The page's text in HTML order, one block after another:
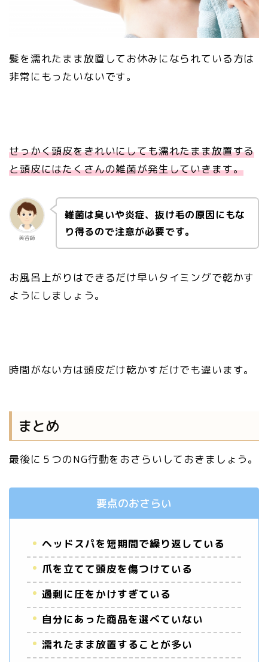
髪を濡れたまま放置してお休みになられている方は
非常にもったいないです。
せっかく頭皮をきれいにしても濡れたまま放置する
と頭皮にはたくさんの雑菌が発生していきます。
美容師
雑菌は臭いや炎症、抜け毛の原因にもな
り得るので注意が必要です。
お風呂上がりはできるだけ早いタイミングで乾かす
ようにしましょう。
時間がない方は頭皮だけ乾かすだけでも違います。
まとめ
最後に５つのNG行動をおさらいしておきましょう。
要点のおさらい
ヘッドスパを短期間で繰り返している
爪を立てて頭皮を傷つけている
過剰に圧をかけすぎている
自分にあった商品を選べていない
濡れたまま放置することが多い